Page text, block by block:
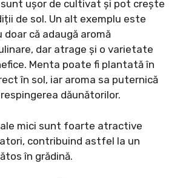
ușor de cultivat și pot crește
de sol. Un alt exemplu este
doar că adaugă aromă
dar atrage și o varietate
Menta poate fi plantată în
în sol, iar aroma sa puternică
dăunătorilor.
mici sunt foarte atractive
contribuind astfel la un
în grădină.